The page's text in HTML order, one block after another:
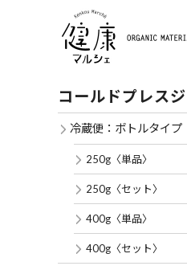
コールドプレス
冷蔵便：ボトルタイプ
250g〈単品〉
250g〈セット〉
400g〈単品〉
400g〈セット〉